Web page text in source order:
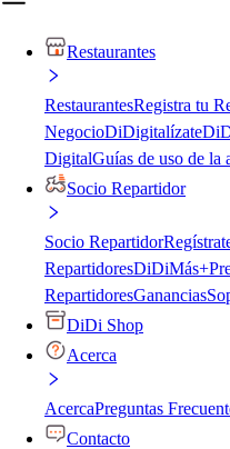
Restaurantes
RestaurantesRegistra tu
NegocioDiDigitalízate
DigitalGuías de uso de la
Socio Repartidor
Socio Repartidor
RepartidoresDiDiMás+
RepartidoresGanancias
DiDi Shop
Acerca
AcercaPreguntas
Contacto